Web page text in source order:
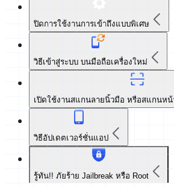
ปิดการใช้งานการเข้าถึงแบบพิเศษ
วิธีเข้าสู่ระบบ บนมือถือเครื่องใหม่
เปิดใช้งานสแกนลายนิ้วมือ หรือสแกนหน้
วิธีอัปเดตเวอร์ชั่นแอป
รู้ทัน!! ภัยร้าย Jailbreak หรือ Root